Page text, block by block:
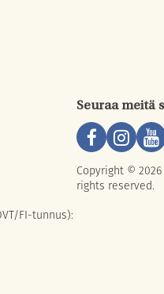
FI-tunnus):
Seuraa meitä
Copyright ©
rights reserved.